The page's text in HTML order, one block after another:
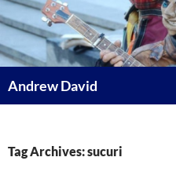
Skip
to
content
Andrew David
Tag Archives: sucuri